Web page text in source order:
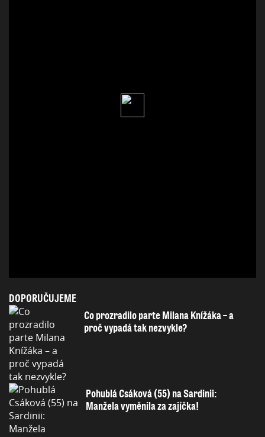
DOPORUČUJEME
Co prozradilo parte Milana Knížáka – a
proč vypadá tak nezvykle?
Pohublá Csáková (55) na Sardinii:
Manžela vyměnila za zajíčka!